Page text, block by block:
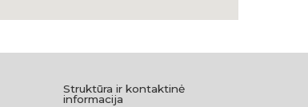
Struktūra ir kontaktinė
informacija